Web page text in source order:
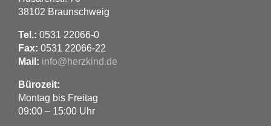
38102 Braunschweig
Tel.: 0531 22066-0
Fax: 0531 22066-22
Mail: info@herzkind.de
Bürozeit:
Montag bis Freitag
09:00 – 15:00 Uhr